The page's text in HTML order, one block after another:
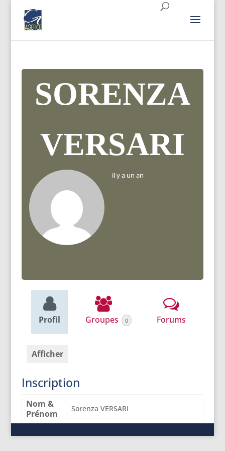
SORENZA
VERSARI
il y a un an
Profil Groupes 0 Forums
Afficher
Inscription
Nom &
Prénom
Sorenza VERSARI